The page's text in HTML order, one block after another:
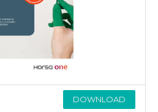
DOWNLOAD